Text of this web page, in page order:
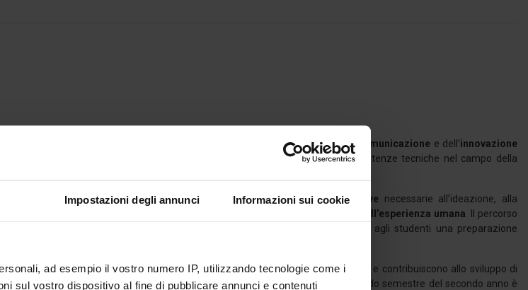
Impostazioni degli annunci Informazioni sui cookie
ad esempio il vostro numero IP, utilizzando tecnologie come i
sul vostro dispositivo al fine di pubblicare annunci e contenuti
di offrire una solida formazione teorico-metodologica nel settore della comunicazione e dell’innovazione
processi sociologici e ai linguaggi dei media, e adeguate conoscenze e competenze tecniche nel campo della
insieme diconoscenze tecniche scientifiche,creativeeproduttive necessarie all’ideazione, alla
prodotti interattivi e servizi, secondo un approccio centrato sull’esperienza umana . Il percorso
gli insegnamenti tecnico-specialistici con quelli socio-economici per garantire agli studenti una preparazione
del settoree le numeroseesperienze laboratorialicompletano il percorso e contribuiscono allo sviluppo di
di tecniche e strumenti creativi, progettuali e manageriali. Durante il secondo semestre del secondo anno è